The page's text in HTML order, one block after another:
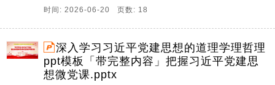
时间: 2026-06-20 页数: 18
深入学习习近平党建思想的道理学理哲理
ppt模板「带完整内容」把握习近平党建思
想微党课.pptx